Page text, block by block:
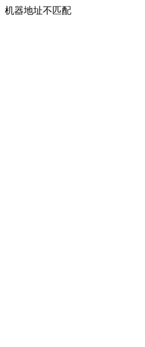
机器地址不匹配